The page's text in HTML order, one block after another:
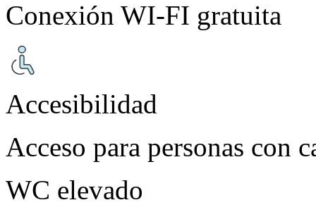
Conexión WI-FI gratuita
Accesibilidad
Acceso para personas con
WC elevado